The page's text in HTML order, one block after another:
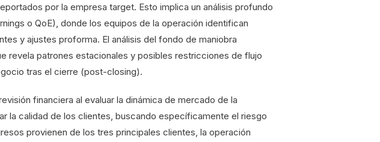
por la empresa target. Esto implica un análisis profundo
o QoE), donde los equipos de la operación identifican
y ajustes proforma. El análisis del fondo de maniobra
revela patrones estacionales y posibles restricciones de flujo
tras el cierre (post-closing).
financiera al evaluar la dinámica de mercado de la
la calidad de los clientes, buscando específicamente el riesgo
provienen de los tres principales clientes, la operación